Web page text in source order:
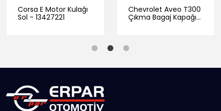
Corsa E Motor Kulağı
Sol - 13427221
Chevrolet Aveo T300
Çıkma Bagaj Kapağı